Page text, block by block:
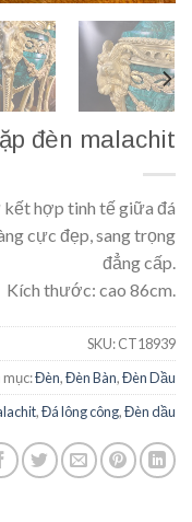
đèn malachit
kết hợp tinh tế giữa đá
cực đẹp, sang trọng
đẳng cấp.
Kích thước: cao 86cm.
SKU:CT18939
mục:Đèn,Đèn Bàn,Đèn Dầu
,Đá lông công,Đèn dầu